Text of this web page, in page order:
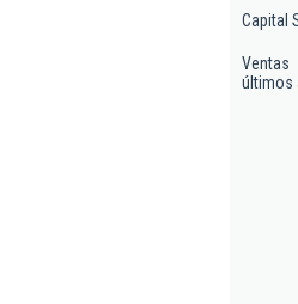
Capital
Ventas
últimos